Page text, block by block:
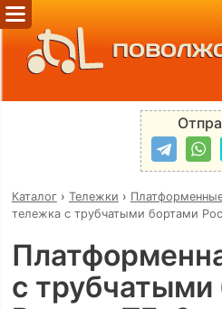
Каталог› Тележки ›
тележка с трубчатыми бортами
с трубчатыми